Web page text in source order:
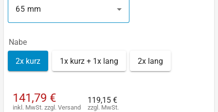
65 mm
Nabe
2x kurz 1x kurz + 1x lang 2x lang
141,79 €
inkl. MwSt. zzgl. Versand
119,15 €
zzgl. MwSt.